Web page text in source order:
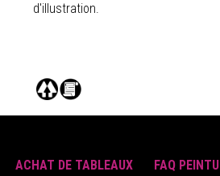
d'illustration.
ACHAT DE TABLEAUX
FAQ